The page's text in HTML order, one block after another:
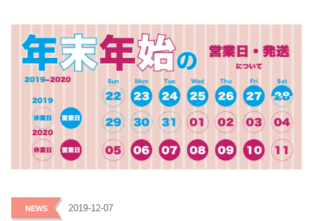
NEWS 2019-12-07